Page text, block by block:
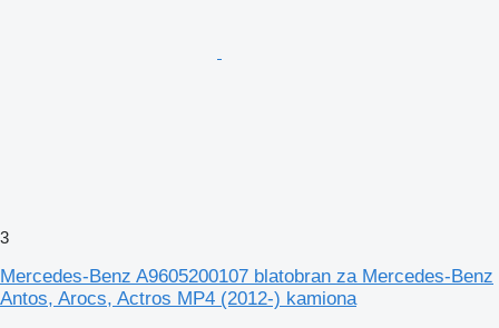
3
Mercedes-Benz A9605200107 blatobran za Mercedes-Benz
Antos, Arocs, Actros MP4 (2012-) kamiona